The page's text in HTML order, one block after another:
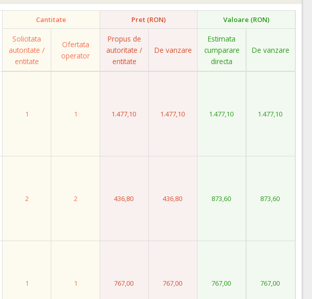
Cantitate Pret (RON) Valoare (RON)
Solicitata
autoritate /
entitate
Ofertata
operator
Propus de
autoritate /
entitate
De vanzare
Estimata
cumparare
directa
De vanzare
1 1 1.477,10 1.477,10 1.477,10 1.477,10
2 2 436,80 436,80 873,60 873,60
1 1 767,00 767,00 767,00 767,00